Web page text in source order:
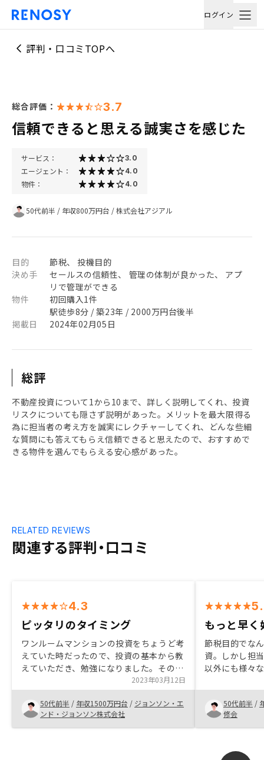
ログイン
評判・口コミTOPへ
総合評価： 3.7
信頼できると思える誠実さを感じた
サービス： 3.0
エージェント： 4.0
物件： 4.0
50代前半 / 年収800万円台 /株式会社アジアル
目的
節税、 投機目的
決め手
セールスの信頼性、 管理の体制が良かった、 アプ
リで管理ができる
物件
初回購入1件
駅徒歩8分 / 築23年 / 2000万円台後半
掲載日
2024年02月05日
総評
不動産投資について1から10まで、詳しく説明してくれ、投資
リスクについても隠さず説明があった。メリットを最大限得る
為に担当者の考え方を誠実にレクチャーしてくれ、どんな些細
な質問にも答えてもらえ信頼できると思えたので、おすすめで
きる物件を選んでもらえる安心感があった。
関連する評判・口コミ
RELATED REVIEWS
4.3
ピッタリのタイミング
ワンルームマンションの投資をちょうど考
えていた時だったので、投資の基本から教
えていただき、勉強になりました。その場
のいきおいで始めてしまいましたが、ちゃ
んと入金ができて契約も進んでいるようで
安心しているところです。対面で営業を一
度はした方がいいと思います。騙されてい
るんじゃないかと思うので
2023年03月12日
50代前半 / 年収1500万円台 / ジョンソン・エ
ンド・ジョンソン株式会社
もっと早く
節税目的でな
資。しかし担
以外にも様々
く、さらに3
き、準備につ
た。節税効果
動産投資を始
50代前半 /
修会